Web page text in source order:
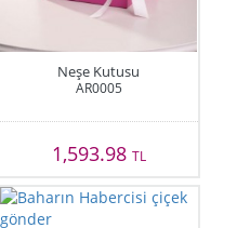
Neşe Kutusu
AR0005
1,593.98 TL